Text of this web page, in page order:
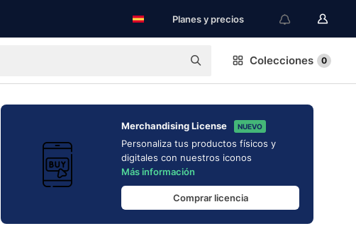
Planes y precios
Colecciones 0
Merchandising License NUEVO
Personaliza tus productos físicos y
digitales con nuestros iconos
Más información
Comprar licencia